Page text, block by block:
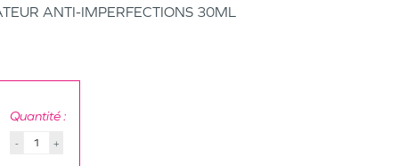
ANTI-IMPERFECTIONS 30ML
Quantité :
- +